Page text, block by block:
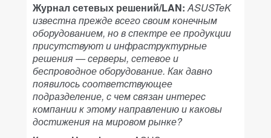
Журнал сетевых решений/LAN:ASUSTeK
известна прежде всего своим конечным
оборудованием, но в спектре ее продукции
присутствуют и инфраструктурные
решения — серверы, сетевое и
беспроводное оборудование. Как давно
появилось соответствующее
подразделение, с чем связан интерес
компании к этому направлению и каковы
достижения на мировом рынке?